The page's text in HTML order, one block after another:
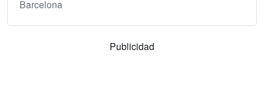
Barcelona
Publicidad